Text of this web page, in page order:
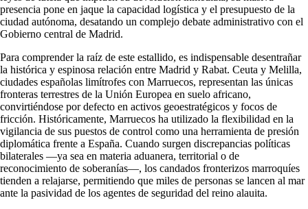
presencia pone en jaque la capacidad logística y el presupuesto de la
ciudad autónoma, desatando un complejo debate administrativo con el
Gobierno central de Madrid.
Para comprender la raíz de este estallido, es indispensable desentrañar
la histórica y espinosa relación entre Madrid y Rabat. Ceuta y Melilla,
ciudades españolas limítrofes con Marruecos, representan las únicas
fronteras terrestres de la Unión Europea en suelo africano,
convirtiéndose por defecto en activos geoestratégicos y focos de
fricción. Históricamente, Marruecos ha utilizado la flexibilidad en la
vigilancia de sus puestos de control como una herramienta de presión
diplomática frente a España. Cuando surgen discrepancias políticas
bilaterales —ya sea en materia aduanera, territorial o de
reconocimiento de soberanías—, los candados fronterizos marroquíes
tienden a relajarse, permitiendo que miles de personas se lancen al mar
ante la pasividad de los agentes de seguridad del reino alauita.